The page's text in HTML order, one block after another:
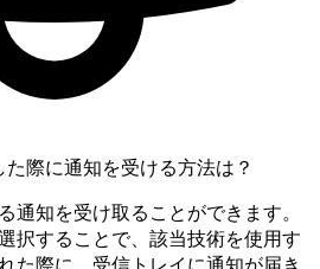
際に通知を受ける方法は？
通知を受け取ることができます。
択することで、該当技術を使用す
た際に、受信トレイに通知が届き